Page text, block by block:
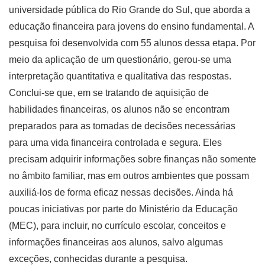
universidade pública do Rio Grande do Sul, que aborda a
educação financeira para jovens do ensino fundamental. A
pesquisa foi desenvolvida com 55 alunos dessa etapa. Por
meio da aplicação de um questionário, gerou-se uma
interpretação quantitativa e qualitativa das respostas.
Conclui-se que, em se tratando de aquisição de
habilidades financeiras, os alunos não se encontram
preparados para as tomadas de decisões necessárias
para uma vida financeira controlada e segura. Eles
precisam adquirir informações sobre finanças não somente
no âmbito familiar, mas em outros ambientes que possam
auxiliá-los de forma eficaz nessas decisões. Ainda há
poucas iniciativas por parte do Ministério da Educação
(MEC), para incluir, no currículo escolar, conceitos e
informações financeiras aos alunos, salvo algumas
exceções, conhecidas durante a pesquisa.